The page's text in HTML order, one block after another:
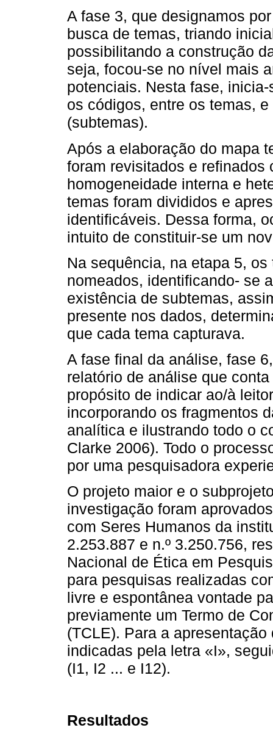
A fase 3, que designamos
busca de temas, triando
possibilitando a construção
seja, focou-se no nível mais
potenciais. Nesta fase,
os códigos, entre os temas,
(subtemas).
Após a elaboração do mapa
foram revisitados e refinados
homogeneidade interna e
temas foram divididos e
identificáveis. Dessa forma,
intuito de constituir-se um
Na sequência, na etapa 5,
nomeados, identificando- se
existência de subtemas,
presente nos dados,
que cada tema capturava.
A fase final da análise, fase
relatório de análise que
propósito de indicar ao/à
incorporando os fragmentos
analítica e ilustrando todo o
Clarke 2006). Todo o
por uma pesquisadora
O projeto maior e o
investigação foram
com Seres Humanos da
2.253.887 e n.º 3.250.756,
Nacional de Ética em
para pesquisas realizadas
livre e espontânea vontade
previamente um Termo de
(TCLE). Para a
indicadas pela letra «I»,
(I1, I2 ... e I12).
Resultados